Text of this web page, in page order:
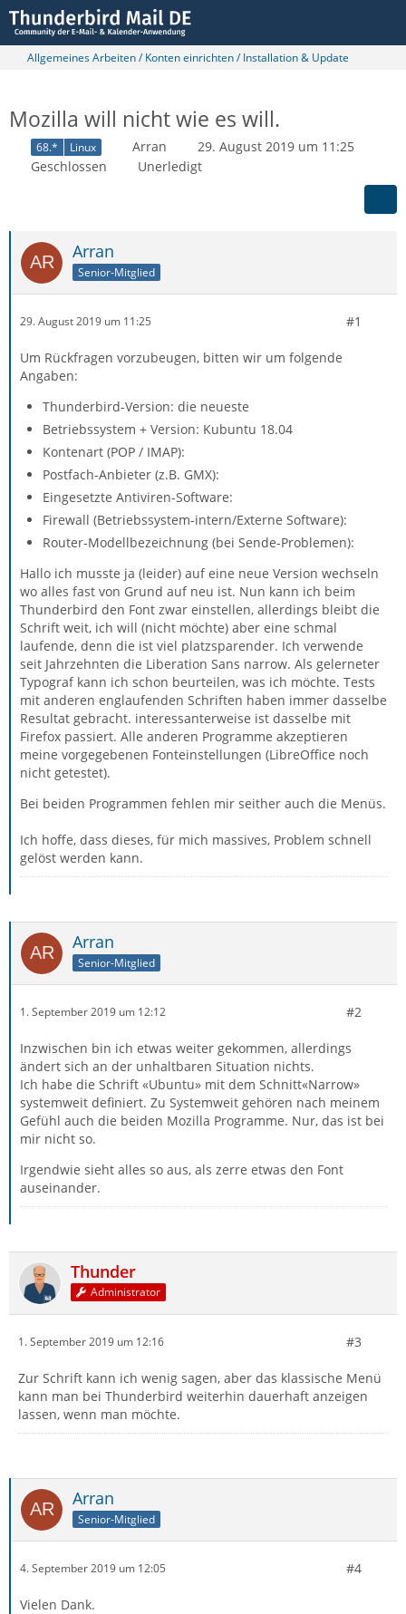
Allgemeines Arbeiten / Konten einrichten / Installation & Update
Mozilla will nicht wie es will.
68.* Linux Arran
29. August 2019 um 11:25
Geschlossen
Unerledigt
Arran
Senior-Mitglied
29. August 2019 um 11:25 #1
Um Rückfragen vorzubeugen, bitten wir um folgende
Angaben:
Thunderbird-Version: die neueste
Betriebssystem + Version: Kubuntu 18.04
Kontenart (POP / IMAP):
Postfach-Anbieter (z.B. GMX):
Eingesetzte Antiviren-Software:
Firewall (Betriebssystem-intern/Externe Software):
Router-Modellbezeichnung (bei Sende-Problemen):
Hallo ich musste ja (leider) auf eine neue Version wechseln
wo alles fast von Grund auf neu ist. Nun kann ich beim
Thunderbird den Font zwar einstellen, allerdings bleibt die
Schrift weit, ich will (nicht möchte) aber eine schmal
laufende, denn die ist viel platzsparender. Ich verwende
seit Jahrzehnten die Liberation Sans narrow. Als gelerneter
Typograf kann ich schon beurteilen, was ich möchte. Tests
mit anderen englaufenden Schriften haben immer dasselbe
Resultat gebracht. interessanterweise ist dasselbe mit
Firefox passiert. Alle anderen Programme akzeptieren
meine vorgegebenen Fonteinstellungen (LibreOffice noch
nicht getestet).
Bei beiden Programmen fehlen mir seither auch die Menüs.
Ich hoffe, dass dieses, für mich massives, Problem schnell
gelöst werden kann.
Arran
Senior-Mitglied
1. September 2019 um 12:12 #2
Inzwischen bin ich etwas weiter gekommen, allerdings
ändert sich an der unhaltbaren Situation nichts.
Ich habe die Schrift «Ubuntu» mit dem Schnitt«Narrow»
systemweit definiert. Zu Systemweit gehören nach meinem
Gefühl auch die beiden Mozilla Programme. Nur, das ist bei
mir nicht so.
Irgendwie sieht alles so aus, als zerre etwas den Font
auseinander.
Thunder
Administrator
1. September 2019 um 12:16 #3
Zur Schrift kann ich wenig sagen, aber das klassische Menü
kann man bei Thunderbird weiterhin dauerhaft anzeigen
lassen, wenn man möchte.
Arran
Senior-Mitglied
4. September 2019 um 12:05 #4
Vielen Dank.